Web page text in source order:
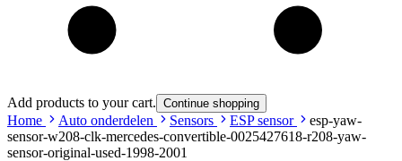
Add products to your cart. Continue shopping
Home Auto onderdelen Sensors ESP sensor
esp-yaw-
sensor-w208-clk-mercedes-convertible-0025427618-r208-yaw-
sensor-original-used-1998-2001